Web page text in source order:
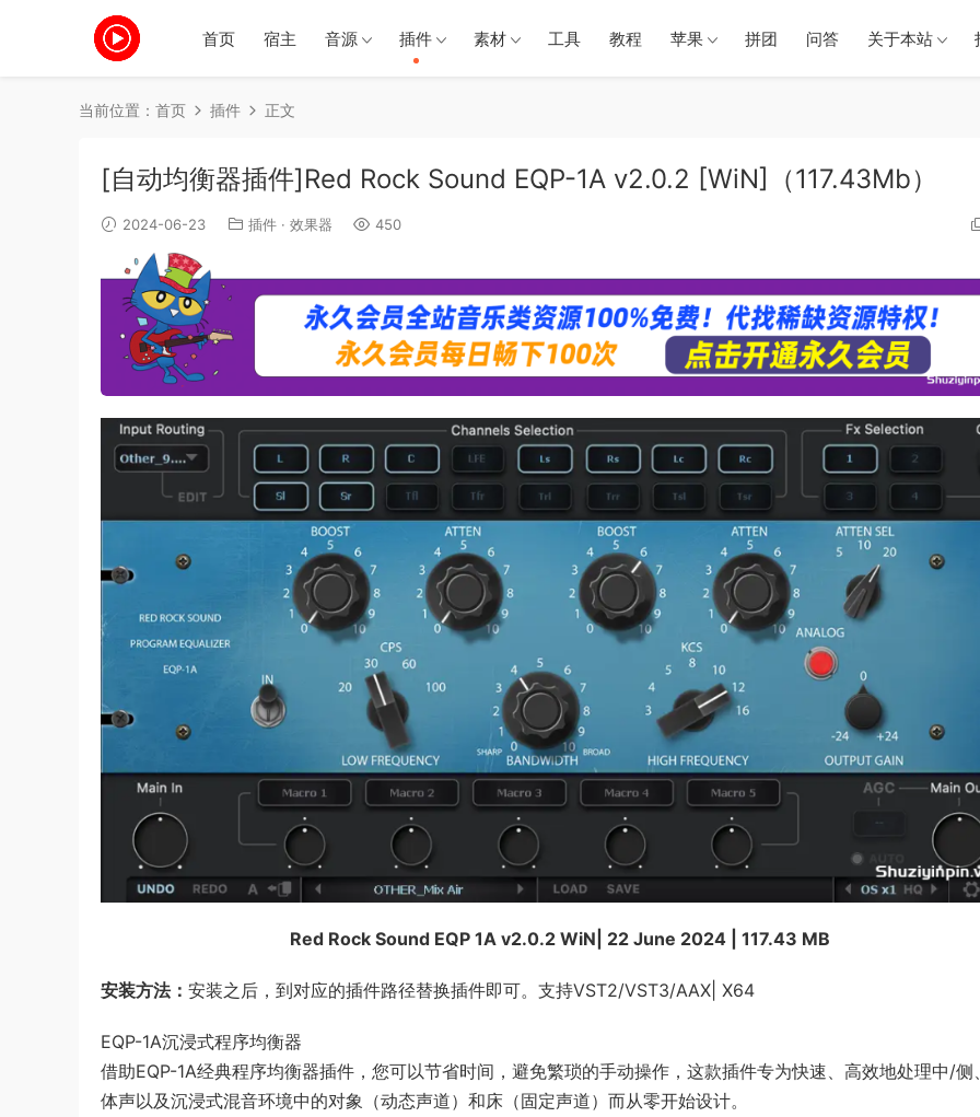
首页 宿主 音源 插件 素材 工具 教程 苹果 拼团 问答 关于本站
当前位置： 首页 插件 正文
[自动均衡器插件]Red Rock Sound EQP-1A v2.0.2 [WiN]（117.43Mb）
2024-06-23 插件 · 效果器 450
Red Rock Sound EQP 1A v2.0.2 WiN| 22 June 2024 | 117.43 MB
安装方法： 安装之后，到对应的插件路径替换插件即可。支持VST2/VST3/AAX| X64
EQP-1A沉浸式程序均衡器
借助EQP-1A经典程序均衡器插件，您可以节省时间，避免繁琐的手动操作，这款插件专为快速、高效地处理中/侧
体声以及沉浸式混音环境中的对象（动态声道）和床（固定声道）而从零开始设计。